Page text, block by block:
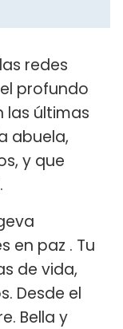
redes
profundo
las últimas
abuela,
y que
en paz . Tu
de vida,
Desde el
Bella y